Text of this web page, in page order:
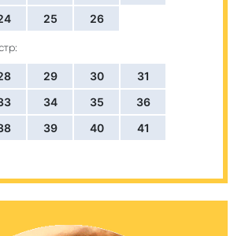
25 26
29 30
31
34 35
36
39 40 41